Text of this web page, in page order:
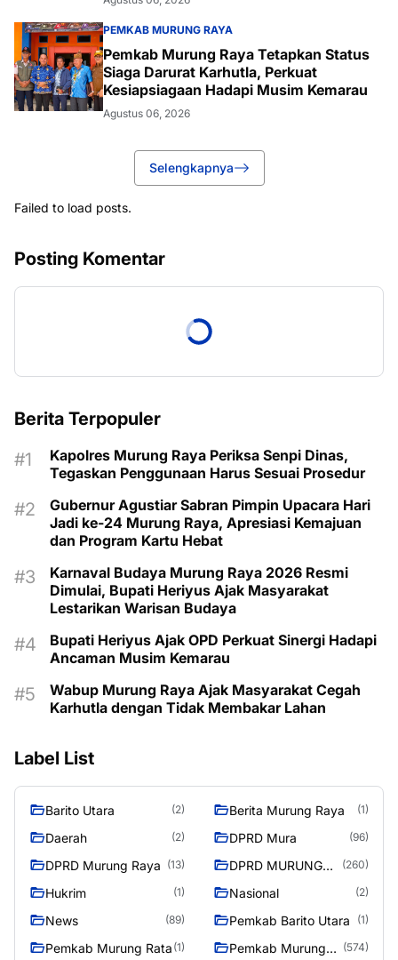
PEMKAB MURUNG RAYA
Pemkab Murung Raya Tetapkan Status
Siaga Darurat Karhutla, Perkuat
Kesiapsiagaan Hadapi Musim Kemarau
Agustus 06, 2026
Selengkapnya
Failed to load posts.
Posting Komentar
Berita Terpopuler
Kapolres Murung Raya Periksa Senpi Dinas,
Tegaskan Penggunaan Harus Sesuai Prosedur
Gubernur Agustiar Sabran Pimpin Upacara Hari
Jadi ke-24 Murung Raya, Apresiasi Kemajuan
dan Program Kartu Hebat
Karnaval Budaya Murung Raya 2026 Resmi
Dimulai, Bupati Heriyus Ajak Masyarakat
Lestarikan Warisan Budaya
Bupati Heriyus Ajak OPD Perkuat Sinergi Hadapi
Ancaman Musim Kemarau
Wabup Murung Raya Ajak Masyarakat Cegah
Karhutla dengan Tidak Membakar Lahan
Label List
Barito Utara (2) Berita Murung Raya (1)
Daerah (2) DPRD Mura (96)
DPRD Murung Raya (13)
DPRD MURUNG
(260)
Hukrim (1) Nasional (2)
News (89) Pemkab Barito Utara (1)
Pemkab Murung Rata (1)
Pemkab Murung
(574)